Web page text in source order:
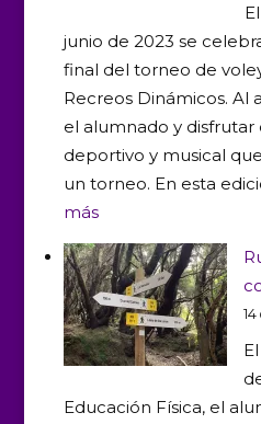
junio de 2023 se
final del torneo de
Recreos Dinámicos. Al
el alumnado y
deportivo y musical
un torneo. En esta
más:
Recreos
Dinámicos:
Final
del
Torneo
Voleybol
Educación Física, el